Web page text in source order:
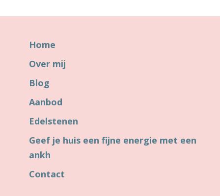
Home
Over mij
Blog
Aanbod
Edelstenen
Geef je huis een fijne energie met een
ankh
Contact